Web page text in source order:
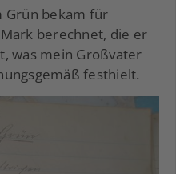
Grün bekam für
berechnet, die er
was mein Großvater
festhielt.